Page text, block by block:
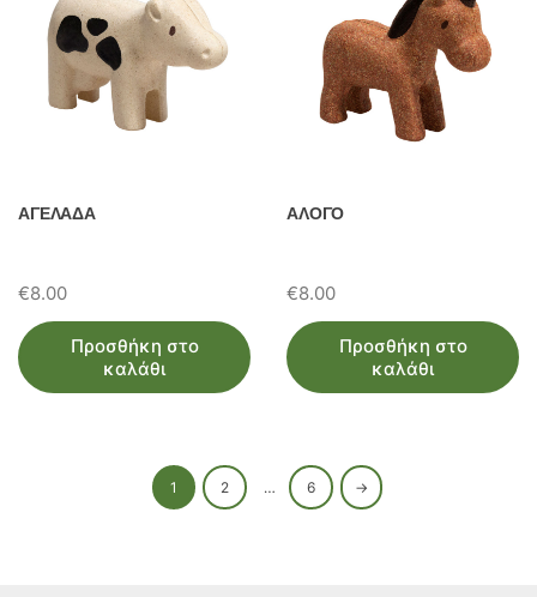
ΑΓΕΛΑΔΑ
€8.00
Προσθήκη στο
καλάθι
ΑΛΟΓΟ
€8.00
Προσθήκη στο
καλάθι
1 2 … 6 →